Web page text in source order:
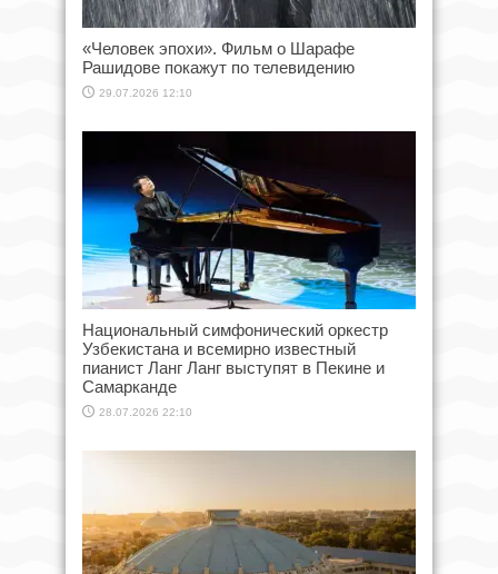
«Человек эпохи». Фильм о Шарафе
Рашидове покажут по телевидению
29.07.2026 12:10
Национальный симфонический оркестр
Узбекистана и всемирно известный
пианист Ланг Ланг выступят в Пекине и
Самарканде
28.07.2026 22:10